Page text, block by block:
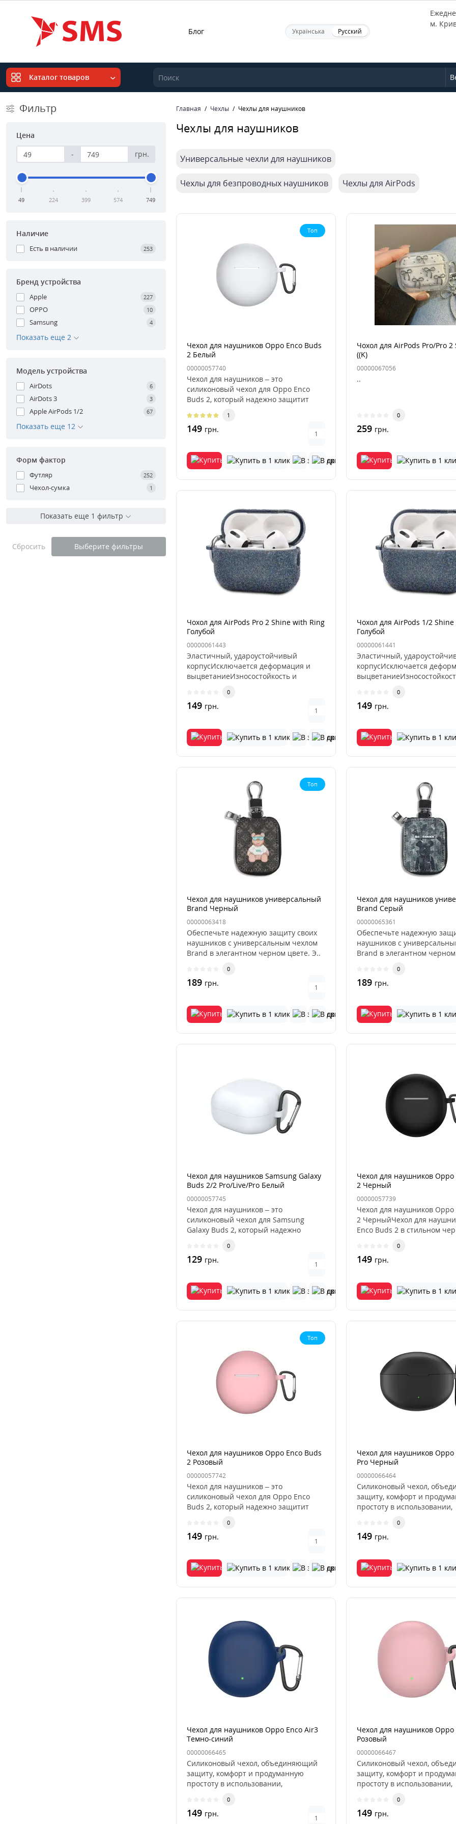
Блог Українська Русский
м.
Каталог товаров
Фильтр
Цена
-
грн.
49 224 399 574 749
Наличие
Есть в наличии 253
Бренд устройства
Apple 227
OPPO 10
Samsung 4
Показать еще 2
Модель устройства
AirDots 6
AirDots 3 3
Apple AirPods 1/2 67
Показать еще 12
Форм фактор
Футляр 252
Чехол-сумка 1
Показать еще 1 фильтр
Сбросить Выберите фильтры
Главная Чехлы Чехлы для наушников
Чехлы для наушников
Универсальные чехли для наушников
Чехлы для безпроводных наушников Чехлы для AirPods
Топ
Чехол для наушников Oppo Enco Buds
2 Белый
00000057740
Чехол для наушников – это
силиконовый чехол для Oppo Enco
Buds 2, который надежно защитит
1
149 грн.
Чохол для AirPods Pro/Pro 2
((K)
00000067056
..
0
259 грн.
Чохол для AirPods Pro 2 Shine with Ring
Голубой
00000061443
Эластичный, удароустойчивый
корпусИсключается деформация и
выцветаниеИзносостойкость и
0
149 грн.
Чохол для AirPods 1/2
Голубой
00000061441
Эластичный,
корпусИсключается
0
149 грн.
Топ
Чехол для наушников универсальный
Brand Черный
00000063418
Обеспечьте надежную защиту своих
наушников с универсальным чехлом
Brand в элегантном черном цвете. Э..
0
189 грн.
Чехол для наушников
Brand Серый
00000065361
Обеспечьте надежную
наушников с
Brand в элегантном
0
189 грн.
Чехол для наушников Samsung Galaxy
Buds 2/2 Pro/Live/Pro Белый
00000057745
Чехол для наушников – это
силиконовый чехол для Samsung
Galaxy Buds 2, который надежно
0
129 грн.
Чехол для наушников Oppo
2 Черный
00000057739
Чехол для наушников Oppo
2 ЧерныйЧехол для
Enco Buds 2 в стильном
0
149 грн.
Топ
Чехол для наушников Oppo Enco Buds
2 Розовый
00000057742
Чехол для наушников – это
силиконовый чехол для Oppo Enco
Buds 2, который надежно защитит
0
149 грн.
Чехол для наушников Oppo
Pro Черный
00000066464
Силиконовый чехол,
защиту, комфорт и
простоту в использовании,
0
149 грн.
Чехол для наушников Oppo Enco Air3
Темно-синий
00000066465
Силиконовый чехол, объединяющий
защиту, комфорт и продуманную
простоту в использовании,
0
149 грн.
Чехол для наушников Oppo
Розовый
00000066467
Силиконовый чехол,
защиту, комфорт и
простоту в использовании,
0
149 грн.